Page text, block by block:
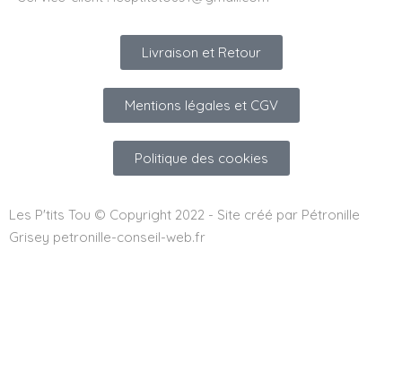
Livraison et Retour
Mentions légales et CGV
Politique des cookies
Les P'tits Tou © Copyright 2022 - Site créé par Pétronille
Grisey petronille-conseil-web.fr